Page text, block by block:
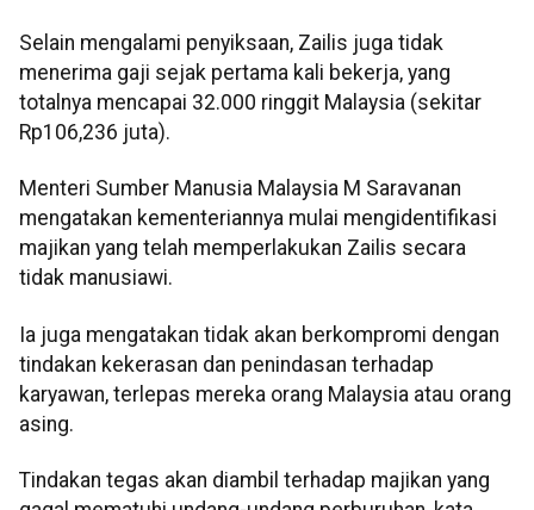
Selain mengalami penyiksaan, Zailis juga tidak
menerima gaji sejak pertama kali bekerja, yang
totalnya mencapai 32.000 ringgit Malaysia (sekitar
Rp106,236 juta).
Menteri Sumber Manusia Malaysia M Saravanan
mengatakan kementeriannya mulai mengidentifikasi
majikan yang telah memperlakukan Zailis secara
tidak manusiawi.
Ia juga mengatakan tidak akan berkompromi dengan
tindakan kekerasan dan penindasan terhadap
karyawan, terlepas mereka orang Malaysia atau orang
asing.
Tindakan tegas akan diambil terhadap majikan yang